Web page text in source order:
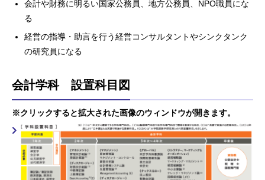
会計や財務に明るい国家公務員、地方公務員、NPO職員にな
る
経営の指導・助言を行う経営コンサルタントやシンクタンク
の研究員になる
会計学科 設置科目図
※クリックすると拡大された画像のウィンドウが開きます。